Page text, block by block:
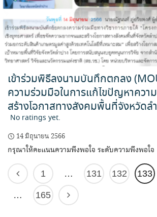
เข้าร่วมพิธีลงนามบันทึกตกลง
ความร่วมมือในการแก้ไขปัญหาควา
สร้างโอกาสทางสังคมพื้นที่จังหวัดล
No ratings yet.
14 มิถุนายน 2566
กรุณาให้คะแนนความพึงพอใจ ระดับความพึงพอใจ
1 … 131 132 133
… 165